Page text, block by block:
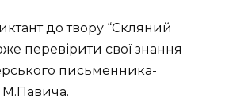
до твору “Скляний
перевірити свої знання
письменника-
М.Павича.